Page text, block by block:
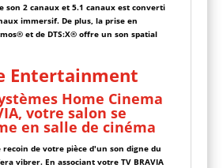
son 2 canaux et 5.1 canaux est converti
immersif. De plus, la prise en
et de DTS:X® offre un son spatial
Entertainment
Home Cinema
votre salon se
en salle de cinéma
recoin de votre pièce d'un son digne du
vibrer. En associant votre TV BRAVIA